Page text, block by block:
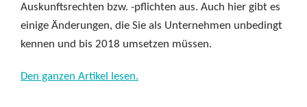
Auskunftsrechten bzw. -pflichten aus. Auch hier gibt es
einige Änderungen, die Sie als Unternehmen unbedingt
kennen und bis 2018 umsetzen müssen.
Den ganzen Artikel lesen.